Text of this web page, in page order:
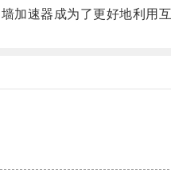
速器成为了更好地利用互